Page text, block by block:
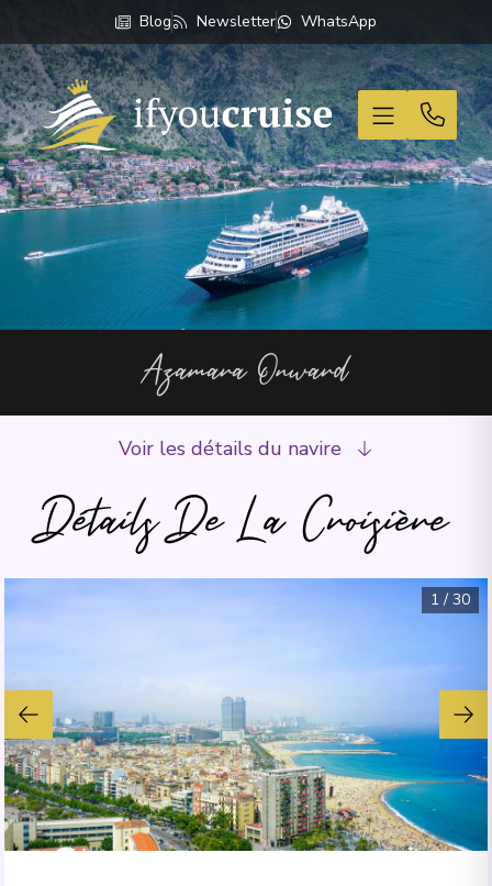
Blog Newsletter WhatsApp
If You Cruise
Azamara Onward
Détails De La Croisière
Voir les détails du navire
1 / 30